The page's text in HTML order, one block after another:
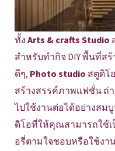
ทั้ง Arts & crafts Studio
สำหรับทำกิจ DIY พื้นที่ส
ดีๆ, Photo studio สตูดิโ
สร้างสรรค์ภาพแฟชั่น ถ่
ไปใช้งานต่อได้อย่างสม
ดิโอที่ให้คุณสามารถใช้เ
อรี่ตามใจชอบหรือใช้ง